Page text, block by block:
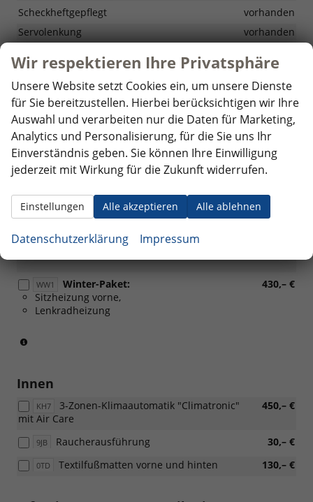
Scheckheftgepflegt
vorhanden
Servolenkung
vorhanden
Start-Stopp-System mit Bremsenergie-Rückgewinnung
vorhanden
Traktionskontrolle
vorhanden
Wegfahrsperre elektronisch
vorhanden
Optionale Extras
Pakete
PLB 230,– €
Licht- und Sicht-Paket Plus:
Fernlichtassistent "Light Assist"
WW1 430,– €
Winter-Paket:
Sitzheizung vorne,
Lenkradheizung
Innen
KH7 450,– €
3-Zonen-Klimaautomatik "Climatronic"
mit Air Care
9JB 30,– €
Raucherausführung
0TD 130,– €
Textilfußmatten vorne und hinten
Wir respektieren Ihre Privatsphäre
Unsere Website setzt Cookies ein, um unsere Dienste
für Sie bereitzustellen. Hierbei berücksichtigen wir Ihre
Auswahl und verarbeiten nur die Daten für Marketing,
Analytics und Personalisierung, für die Sie uns Ihr
Einverständnis geben. Sie können Ihre Einwilligung
jederzeit mit Wirkung für die Zukunft widerrufen.
Alle akzeptieren Alle ablehnen
Einstellungen
Datenschutzerklärung Impressum